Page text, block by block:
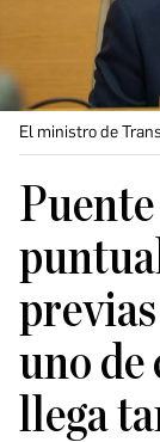
El ministro de
uno de
llega